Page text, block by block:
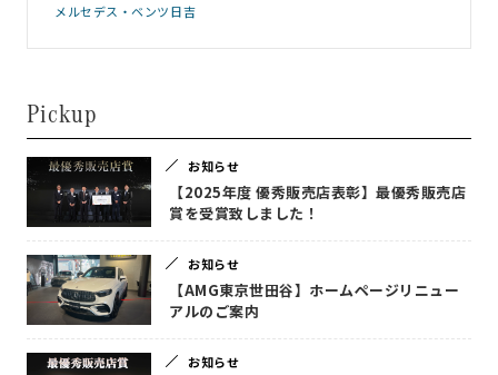
メルセデス・ベンツ日吉
Pickup
お知らせ
【2025年度 優秀販売店表彰】最優秀販売店
賞を受賞致しました！
お知らせ
【AMG東京世田谷】ホームページリニュー
アルのご案内
お知らせ